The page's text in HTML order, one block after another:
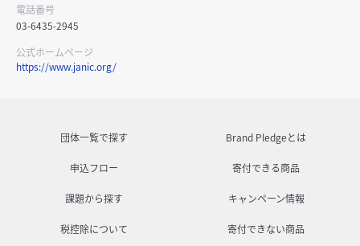
電話番号
03-6435-2945
公式ホームページ
https://www.janic.org/
団体一覧で探す Brand Pledgeとは
申込フロー 寄付できる商品
課題から探す キャンペーン情報
税控除について 寄付できない商品